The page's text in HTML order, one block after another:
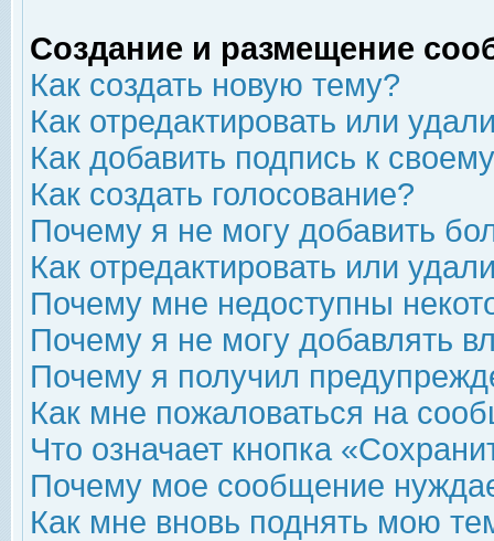
Создание и размещение
Как создать новую тему?
Как отредактировать или
Как добавить подпись к
Как создать голосование?
Почему я не могу добавить
Как отредактировать или
Почему мне недоступны
Почему я не могу добавлять
Почему я получил
Как мне пожаловаться на
Что означает кнопка
Почему мое сообщение
Как мне вновь поднять мою